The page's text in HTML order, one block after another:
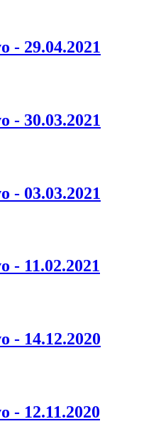
- 29.04.2021
- 30.03.2021
- 03.03.2021
- 11.02.2021
- 14.12.2020
- 12.11.2020